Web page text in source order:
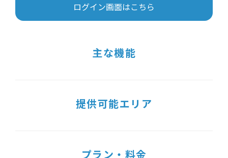
ログイン画面はこちら
主な機能
提供可能エリア
プラン・料金